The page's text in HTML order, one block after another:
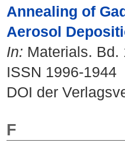
Annealing of
Aerosol
In: Materials. Bd.
ISSN 1996-1944
DOI der
F